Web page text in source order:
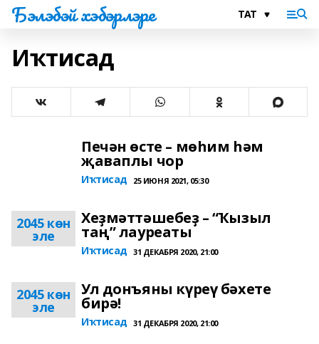
Бэлэбэй хэбэрлэре
Иҡтисад
Печән өсте – мөһим һәм
җаваплы чор
Иҡтисад 25 ИЮНЯ 2021, 05:30
2045 көн
эле
Хеҙмәттәшебеҙ – “Ҡызыл
таң” лауреаты
Иҡтисад 31 ДЕКАБРЯ 2020, 21:00
2045 көн
эле
Ул донъяны күреү бәхете
бирә!
Иҡтисад 31 ДЕКАБРЯ 2020, 21:00